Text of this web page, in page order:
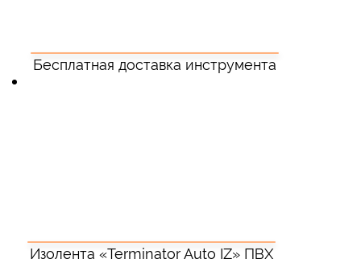
Бесплатная доставка инструмента
Изолента «Terminator Auto IZ» ПВХ